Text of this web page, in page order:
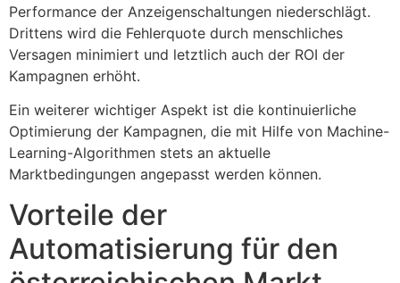
Performance der Anzeigenschaltungen niederschlägt.
Drittens wird die Fehlerquote durch menschliches
Versagen minimiert und letztlich auch der ROI der
Kampagnen erhöht.
Ein weiterer wichtiger Aspekt ist die kontinuierliche
Optimierung der Kampagnen, die mit Hilfe von Machine-
Learning-Algorithmen stets an aktuelle
Marktbedingungen angepasst werden können.
Vorteile der
Automatisierung für den